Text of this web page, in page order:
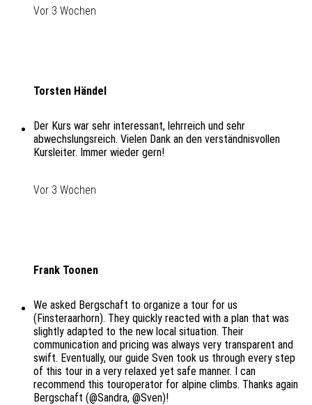
Vor 3 Wochen
Torsten Händel
Der Kurs war sehr interessant, lehrreich und sehr
abwechslungsreich. Vielen Dank an den verständnisvollen
Kursleiter. Immer wieder gern!
Vor 3 Wochen
Frank Toonen
We asked Bergschaft to organize a tour for us
(Finsteraarhorn). They quickly reacted with a plan that was
slightly adapted to the new local situation. Their
communication and pricing was always very transparent and
swift. Eventually, our guide Sven took us through every step
of this tour in a very relaxed yet safe manner. I can
recommend this touroperator for alpine climbs. Thanks again
Bergschaft (@Sandra, @Sven)!